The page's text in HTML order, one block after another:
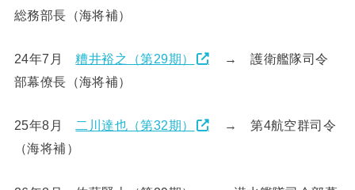
総務部長（海将補）
24年7月糟井裕之（第29期）
→ 護衛艦隊司令
部幕僚長（海将補）
25年8月 二川達也（第32期）
→ 第4航空群司令
（海将補）